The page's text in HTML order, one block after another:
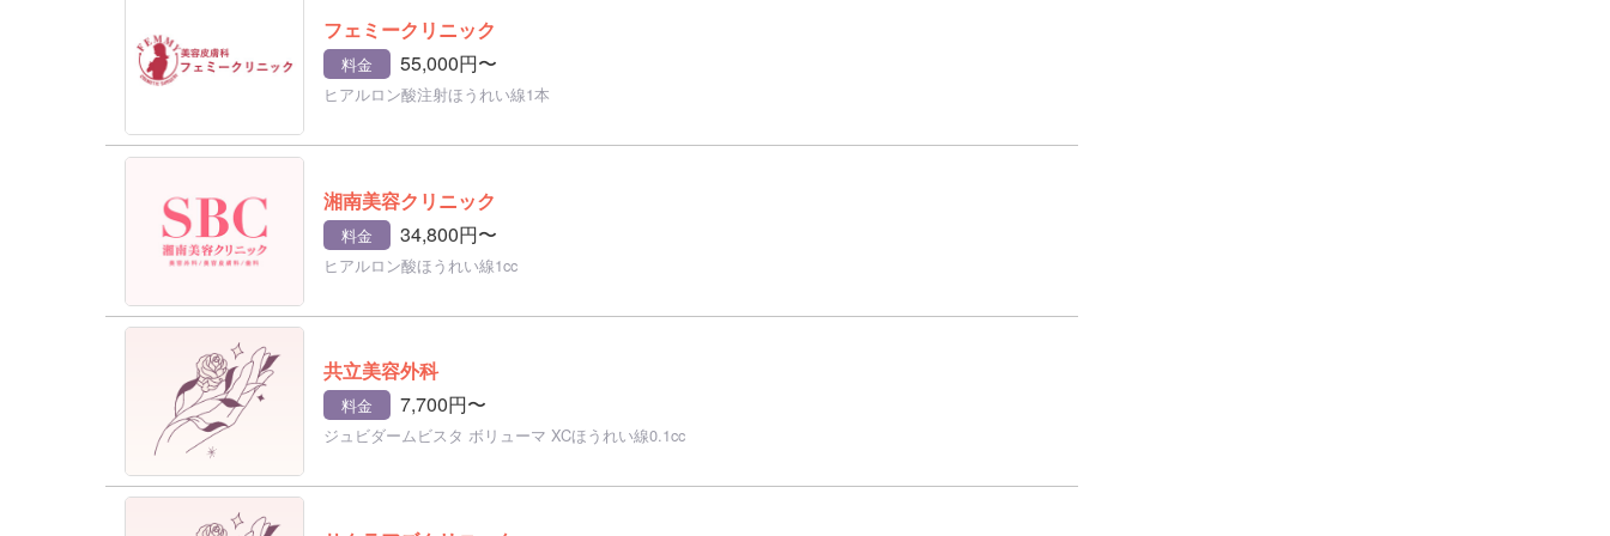
フェミークリニック
料金 55,000円〜
ヒアルロン酸注射ほうれい線1本
湘南美容クリニック
料金 34,800円〜
ヒアルロン酸ほうれい線1cc
共立美容外科
料金 7,700円〜
ジュビダームビスタ ボリューマ XCほうれい線0.1cc